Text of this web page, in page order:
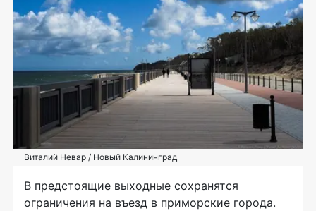
Виталий Невар / Новый Калининград
В предстоящие выходные сохранятся
ограничения на въезд в приморские города.